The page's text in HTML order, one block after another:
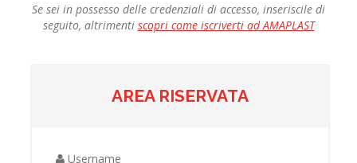
Se sei in possesso delle credenziali di accesso, inseriscile di
seguito, altrimenti scopri come iscriverti ad AMAPLAST
AREA RISERVATA
Username